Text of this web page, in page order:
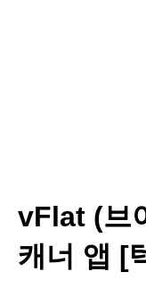
vFlat (브
캐너 앱 [